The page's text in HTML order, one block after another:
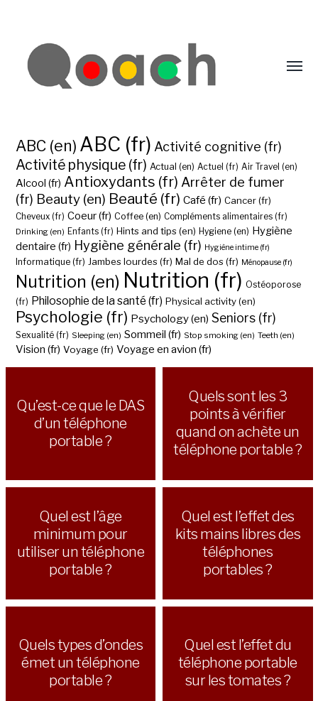
ABC (en) ABC (fr) Activité cognitive (fr)
Activité physique (fr) Actual (en) Actuel (fr) Air Travel (en)
Alcool (fr) Antioxydants (fr) Arrêter de fumer
(fr) Beauty (en) Beauté (fr) Café (fr) Cancer (fr)
Cheveux (fr) Coeur (fr) Coffee (en) Compléments alimentaires (fr)
Drinking (en) Enfants (fr) Hints and tips (en) Hygiene (en) Hygiène
dentaire (fr) Hygiène générale (fr) Hygiène intime (fr)
Informatique (fr) Jambes lourdes (fr) Mal de dos (fr) Ménopause (fr)
Nutrition (en) Nutrition (fr) Ostéoporose
(fr) Philosophie de la santé (fr) Physical activity (en)
Psychologie (fr) Psychology (en) Seniors (fr)
Sexualité (fr) Sleeping (en) Sommeil (fr) Stop smoking (en) Teeth (en)
Vision (fr) Voyage (fr) Voyage en avion (fr)
Qu’est-ce que le DAS
d’un téléphone
portable ?
Quels sont les 3
points à vérifier
quand on achète un
téléphone portable ?
Quel est l’âge
minimum pour
utiliser un téléphone
portable ?
Quel est l’effet des
kits mains libres des
téléphones
portables ?
Quels types d’ondes
émet un téléphone
portable ?
Quel est l’effet du
téléphone portable
sur les tomates ?